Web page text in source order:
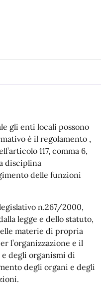
gli enti locali possono
è il regolamento ,
117, comma 6,
disciplina
delle funzioni
n.267/2000,
legge e dello statuto,
materie di propria
l’organizzazione e il
degli organismi di
degli organi e degli